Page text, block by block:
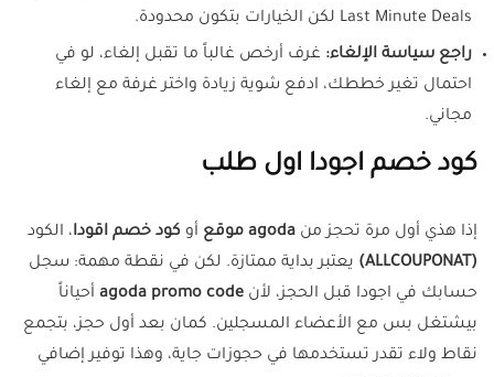
Last Minute Deals لكن الخيارات بتكون محدودة.
راجع سياسة الإلغاء: غرف أرخص غالباً ما تقبل إلغاء، لو في
احتمال تغير خططك، ادفع شوية زيادة واختر غرفة مع إلغاء
مجاني.
كود خصم اجودا اول طلب
إذا هذي أول مرة تحجز من agoda موقع أو كود خصم اقودا، الكود
(ALLCOUPONAT)
يعتبر بداية ممتازة. لكن في نقطة مهمة: سجل
حسابك في اجودا قبل الحجز، لأن agoda promo code أحياناً
بيشتغل بس مع الأعضاء المسجلين. كمان بعد أول حجز، بتجمع
نقاط ولاء تقدر تستخدمها في حجوزات جاية، وهذا توفير إضافي